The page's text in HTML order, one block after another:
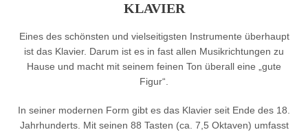
KLAVIER
Eines des schönsten und vielseitigsten Instrumente überhaupt
ist das Klavier. Darum ist es in fast allen Musikrichtungen zu
Hause und macht mit seinem feinen Ton überall eine „gute
Figur“.
In seiner modernen Form gibt es das Klavier seit Ende des 18.
Jahrhunderts. Mit seinen 88 Tasten (ca. 7,5 Oktaven) umfasst